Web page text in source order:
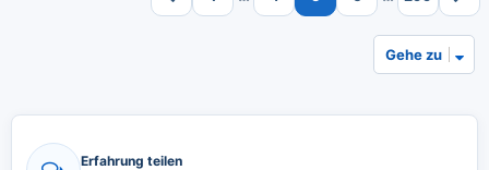
n
Gehe zu
Erfahrung teilen